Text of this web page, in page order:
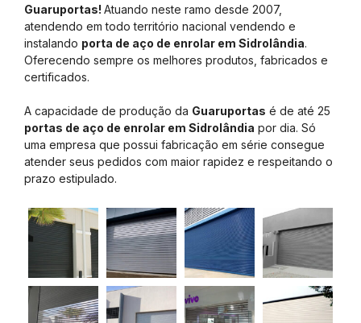
Guaruportas! Atuando neste ramo desde 2007,
atendendo em todo território nacional vendendo e
instalando porta de aço de enrolar em Sidrolândia.
Oferecendo sempre os melhores produtos, fabricados e
certificados.
A capacidade de produção da Guaruportas é de até 25
portas de aço de enrolar em Sidrolândia por dia. Só
uma empresa que possui fabricação em série consegue
atender seus pedidos com maior rapidez e respeitando o
prazo estipulado.